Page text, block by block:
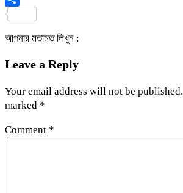
আপনার মতামত লিখুন :
Leave a Reply
Your email address will not be published.
marked *
Comment *